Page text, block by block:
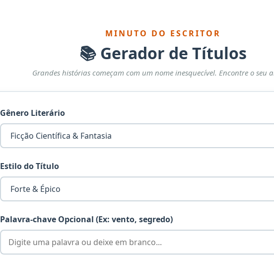
MINUTO DO ESCRITOR
📚 Gerador de Títulos
Grandes histórias começam com um nome inesquecível. Encontre o seu
Gênero Literário
Estilo do Título
Palavra-chave Opcional (Ex: vento, segredo)